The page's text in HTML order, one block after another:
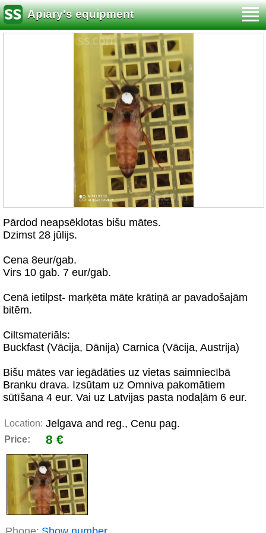
Apiary's equipment
Pārdod neapsēklotas bišu mātes.
Dzimst 28 jūlijs.
Cena 8eur/gab.
Virs 10 gab. 7 eur/gab.
Cenā ietilpst- marķēta māte krātiņā ar pavadošajām
bitēm.
Ciltsmateriāls:
Buckfast (Vācija, Dānija) Carnica (Vācija, Austrija)
Bišu mātes var iegādāties uz vietas saimniecībā
Branku drava. Izsūtam uz Omniva pakomātiem
sūtīšana 4 eur. Vai uz Latvijas pasta nodaļām 6 eur.
Location: Jelgava and reg., Cenu pag.
Price: 8 €